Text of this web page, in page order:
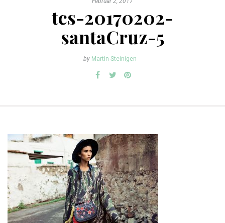
tcs-20170202-
santaCruz-5
by Martin Steinigen